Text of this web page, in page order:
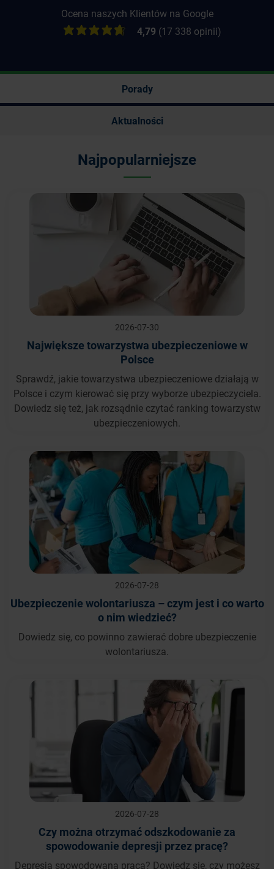
Ocena naszych Klientów na Google
4,79 (17 338 opinii)
Porady
Aktualności
Najpopularniejsze
2026-07-30
Największe towarzystwa ubezpieczeniowe w
Polsce
Sprawdź, jakie towarzystwa ubezpieczeniowe działają w
Polsce i czym kierować się przy wyborze ubezpieczyciela.
Dowiedz się też, jak rozsądnie czytać ranking towarzystw
ubezpieczeniowych.
2026-07-28
Ubezpieczenie wolontariusza – czym jest i co warto
o nim wiedzieć?
Dowiedz się, co powinno zawierać dobre ubezpieczenie
wolontariusza.
2026-07-28
Czy można otrzymać odszkodowanie za
spowodowanie depresji przez pracę?
Depresja spowodowana pracą? Dowiedz się, czy możesz